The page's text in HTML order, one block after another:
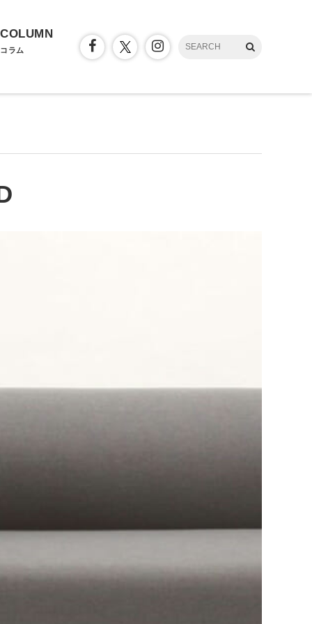
COLUMN
コラム